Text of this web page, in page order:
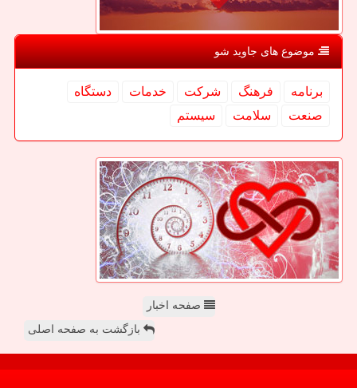
موضوع های جاوید شو
برنامه فرهنگ شركت خدمات
دستگاه
صنعت
سلامت سیستم
صفحه اخبار
بازگشت به صفحه اصلی